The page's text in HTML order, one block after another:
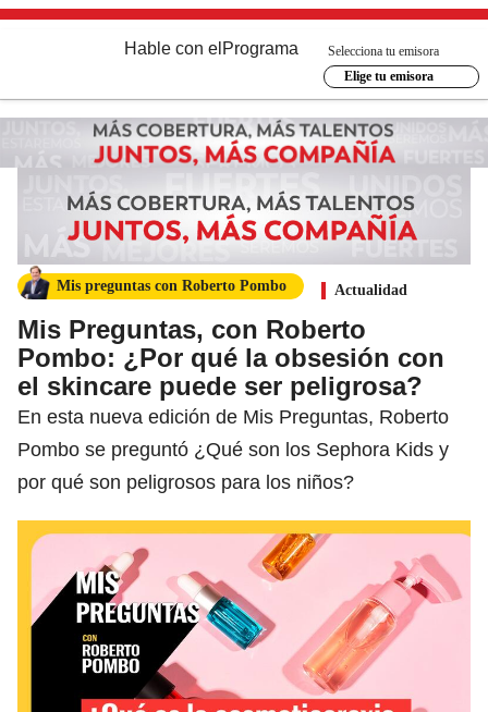
Hable con el Programa
Selecciona tu emisora
Elige tu emisora
Mis preguntas con Roberto Pombo Actualidad
Mis Preguntas, con Roberto
Pombo: ¿Por qué la obsesión con
el skincare puede ser peligrosa?
En esta nueva edición de Mis Preguntas, Roberto
Pombo se preguntó ¿Qué son los Sephora Kids y
por qué son peligrosos para los niños?